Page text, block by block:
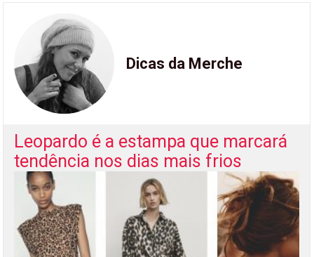
Dicas da Merche
Leopardo é a estampa que marcará
tendência nos dias mais frios